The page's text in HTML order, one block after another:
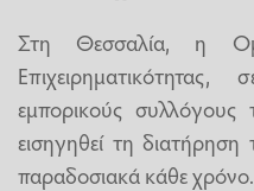
Στη Θεσσαλία, η
εμπορικούς
εισηγηθεί τη
παραδοσιακά κάθε χρόνο.